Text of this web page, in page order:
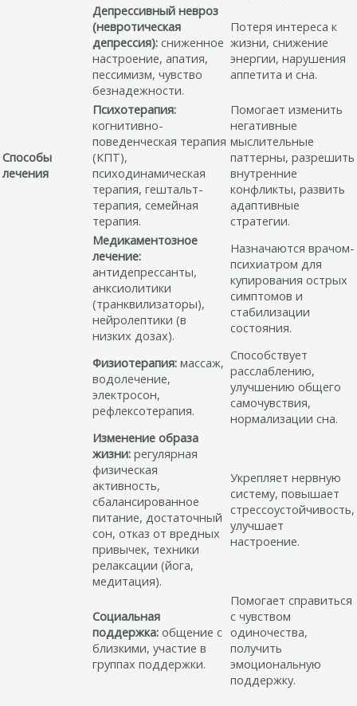
Депрессивный невроз
(невротическая
депрессия): сниженное
настроение, апатия,
пессимизм, чувство
безнадежности.
Потеря интереса к
жизни, снижение
энергии, нарушения
аппетита и сна.
Способы
лечения
Психотерапия:
когнитивно-
поведенческая терапия
(КПТ),
психодинамическая
терапия, гештальт-
терапия, семейная
терапия.
Помогает изменить
негативные
мыслительные
паттерны, разрешить
внутренние
конфликты, развить
адаптивные
стратегии.
Медикаментозное
лечение:
антидепрессанты,
анксиолитики
(транквилизаторы),
нейролептики (в
низких дозах).
Назначаются врачом-
психиатром для
купирования острых
симптомов и
стабилизации
состояния.
Физиотерапия: массаж,
водолечение,
электросон,
рефлексотерапия.
Способствует
расслаблению,
улучшению общего
самочувствия,
нормализации сна.
Изменение образа
жизни: регулярная
физическая
активность,
сбалансированное
питание, достаточный
сон, отказ от вредных
привычек, техники
релаксации (йога,
медитация).
Укрепляет нервную
систему, повышает
стрессоустойчивость,
улучшает
настроение.
Социальная
поддержка: общение с
близкими, участие в
группах поддержки.
Помогает справиться
с чувством
одиночества,
получить
эмоциональную
поддержку.